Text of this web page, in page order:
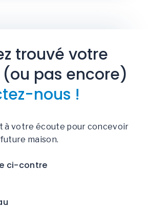
trouvé votre
pas encore)
nous !
à votre écoute pour concevoir
maison.
ci-contre